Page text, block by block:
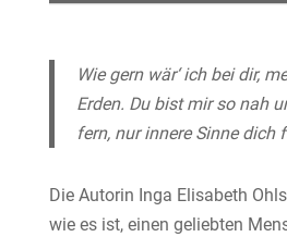
Wie gern wär‘ ich bei dir,
Erden. Du bist mir so nah
fern, nur innere Sinne dich
Die Autorin Inga Elisabeth
wie es ist, einen geliebten